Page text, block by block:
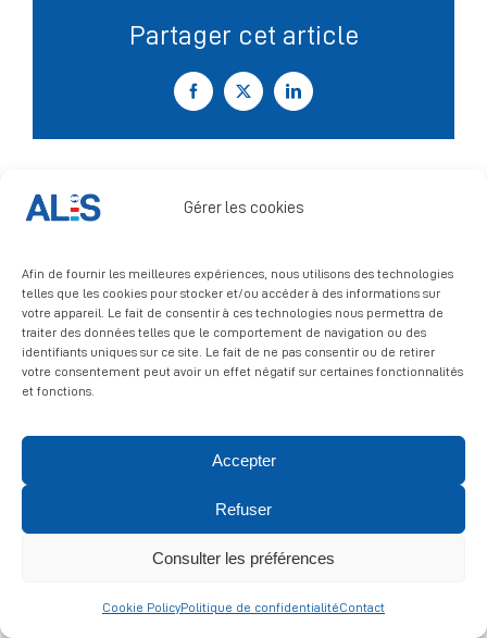
Gérer les cookies
Afin de fournir les meilleures expériences, nous utilisons des technologies
telles que les cookies pour stocker et/ou accéder à des informations sur
votre appareil. Le fait de consentir à ces technologies nous permettra de
traiter des données telles que le comportement de navigation ou des
identifiants uniques sur ce site. Le fait de ne pas consentir ou de retirer
votre consentement peut avoir un effet négatif sur certaines fonctionnalités
et fonctions.
Accepter
Refuser
Consulter les préférences
Cookie PolicyPolitique de confidentialitéContact
Signalement
Partager cet article
Facebook
X LinkedIn
© 2026 ALIS | All rights reserved
légales